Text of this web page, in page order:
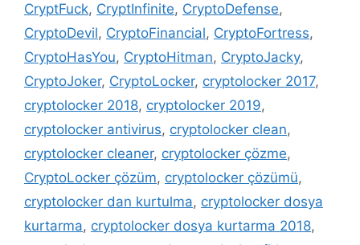
CryptFuck, CryptInfinite, CryptoDefense,
CryptoDevil, CryptoFinancial, CryptoFortress,
CryptoHasYou, CryptoHitman, CryptoJacky,
CryptoJoker, CryptoLocker, cryptolocker 2017,
cryptolocker 2018, cryptolocker 2019,
cryptolocker antivirus, cryptolocker clean,
cryptolocker cleaner, cryptolocker çözme,
CryptoLocker çözüm, cryptolocker çözümü,
cryptolocker dan kurtulma, cryptolocker dosya
kurtarma, cryptolocker dosya kurtarma 2018,